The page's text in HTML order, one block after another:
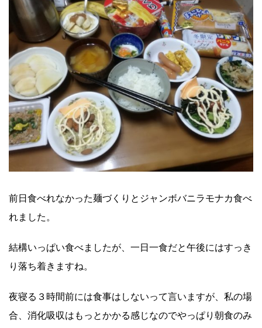
前日食べれなかった麺づくりとジャンボバニラモナカ食べ
れました。
結構いっぱい食べましたが、一日一食だと午後にはすっき
り落ち着きますね。
夜寝る３時間前には食事はしないって言いますが、私の場
合、消化吸収はもっとかかる感じなのでやっぱり朝食のみ